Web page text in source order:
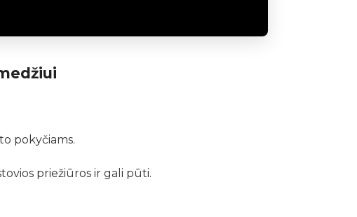
pokyčiams.
priežiūros ir gali pūti.